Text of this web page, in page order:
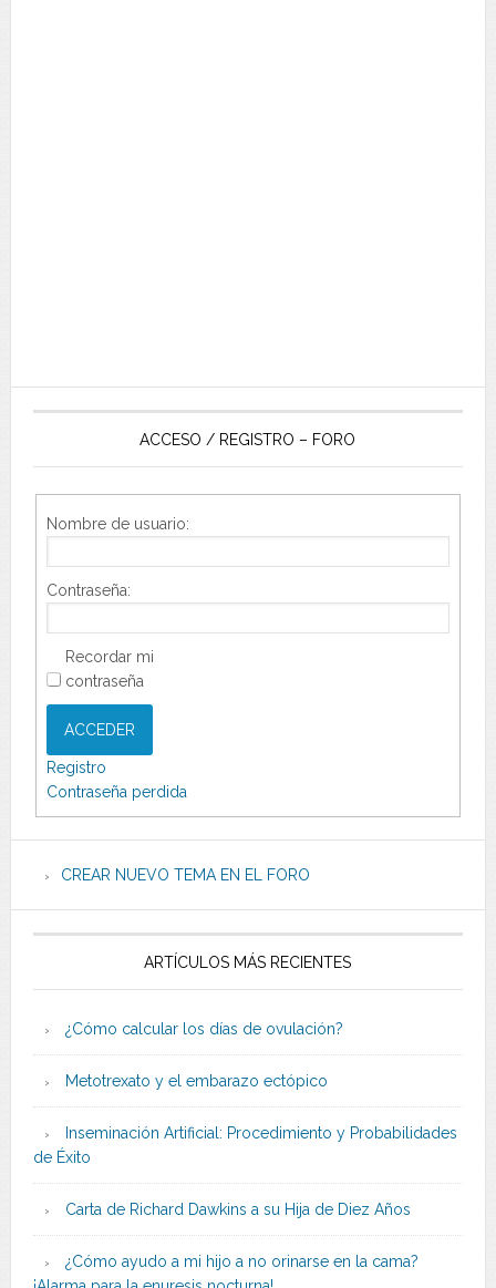
ACCESO / REGISTRO – FORO
Nombre de usuario:
Contraseña:
Recordar mi
contraseña
ACCEDER
Registro
Contraseña perdida
CREAR NUEVO TEMA EN EL FORO
ARTÍCULOS MÁS RECIENTES
¿Cómo calcular los días de ovulación?
Metotrexato y el embarazo ectópico
Inseminación Artificial: Procedimiento y Probabilidades
de Éxito
Carta de Richard Dawkins a su Hija de Diez Años
¿Cómo ayudo a mi hijo a no orinarse en la cama?